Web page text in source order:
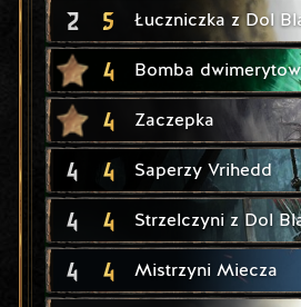
2 5 Łuczniczka z Dol
4 Bomba
4 Zaczepka
4 4 Saperzy Vrihedd
4 4 Strzelczyni z Dol
4 4 Mistrzyni Miecza